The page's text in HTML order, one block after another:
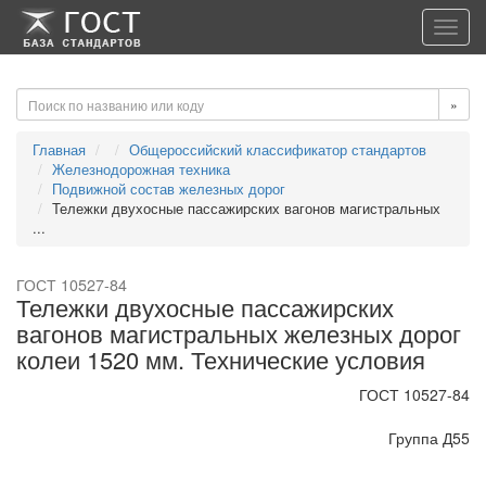
-->-->
»
Главная
Общероссийский классификатор стандартов
Железнодорожная техника
Подвижной состав железных дорог
Тележки двухосные пассажирских вагонов магистральных
...
ГОСТ 10527-84
Тележки двухосные пассажирских
вагонов магистральных железных дорог
колеи 1520 мм. Технические условия
ГОСТ 10527-84
Группа Д55